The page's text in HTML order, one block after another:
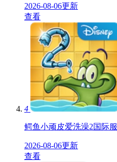
2026-08-06更新
查看
4
鳄鱼小顽皮爱洗澡2国际服
2026-08-06更新
查看